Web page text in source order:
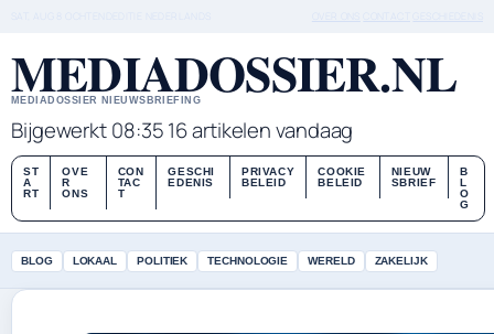
MEDIADOSSIER.NL
MEDIADOSSIER NIEUWSBRIEFING
Bijgewerkt 08:3516 artikelen vandaag
ST
A
RT
OVE
R
ONS
CON
TAC
T
GESCHI
EDENIS
PRIVACY
BELEID
COOKIE
BELEID
NIEUW
SBRIEF
B
L
O
G
BLOG LOKAAL POLITIEK TECHNOLOGIE WERELD ZAKELIJK